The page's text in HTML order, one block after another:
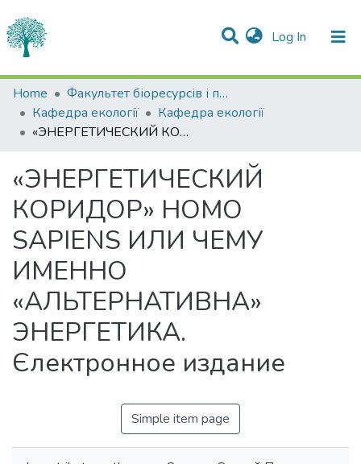
Log In (current)
Statistics
Communities & Collections
Home
Факультет біоресурсів і природокористування
Кафедра екології
Кафедра екології
«ЭНЕРГЕТИЧЕСКИЙ КОРИДОР» HOMO SAPIENS ИЛИ ЧЕМУ ИМЕННО «АЛЬТЕРНАТИВНА» ЭНЕРГЕТИКА. Єлектронное издание
«ЭНЕРГЕТИЧЕСКИЙ
КОРИДОР» HOMO
SAPIENS ИЛИ ЧЕМУ
ИМЕННО
«АЛЬТЕРНАТИВНА»
ЭНЕРГЕТИКА.
Єлектронное издание
Simple item page